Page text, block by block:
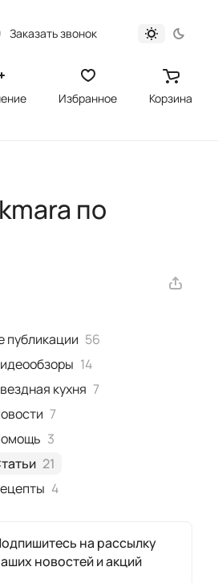
Заказать звонок
Избранное Корзина
по
публикации 56
14
кухня 7
7
3
21
4
на рассылку
новостей и акций